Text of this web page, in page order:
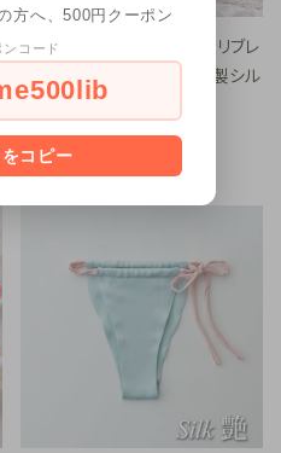
マタニティサイズのふんどしリブレ
モン 3枚セット 姫（日本製シル
ク）
¥32,800(税込)
方へ、500円クーポン
ンコード
コピー